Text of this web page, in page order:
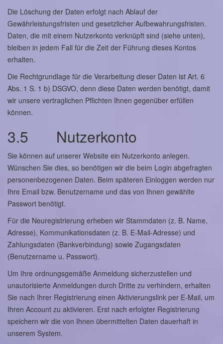
Die Löschung der Daten erfolgt nach Ablauf der
Gewährleistungsfristen und gesetzlicher Aufbewahrungsfristen.
Daten, die mit einem Nutzerkonto verknüpft sind (siehe unten),
bleiben in jedem Fall für die Zeit der Führung dieses Kontos
erhalten.
Die Rechtgrundlage für die Verarbeitung dieser Daten ist Art. 6
Abs. 1 S. 1 b) DSGVO, denn diese Daten werden benötigt, damit
wir unsere vertraglichen Pflichten Ihnen gegenüber erfüllen
können.
3.5 Nutzerkonto
Sie können auf unserer Website ein Nutzerkonto anlegen.
Wünschen Sie dies, so benötigen wir die beim Login abgefragten
personenbezogenen Daten. Beim späteren Einloggen werden nur
Ihre Email bzw. Benutzername und das von Ihnen gewählte
Passwort benötigt.
Für die Neuregistrierung erheben wir Stammdaten (z. B. Name,
Adresse), Kommunikationsdaten (z. B. E-Mail-Adresse) und
Zahlungsdaten (Bankverbindung) sowie Zugangsdaten
(Benutzername u. Passwort).
Um Ihre ordnungsgemäße Anmeldung sicherzustellen und
unautorisierte Anmeldungen durch Dritte zu verhindern, erhalten
Sie nach Ihrer Registrierung einen Aktivierungslink per E-Mail, um
Ihren Account zu aktivieren. Erst nach erfolgter Registrierung
speichern wir die von Ihnen übermittelten Daten dauerhaft in
unserem System.